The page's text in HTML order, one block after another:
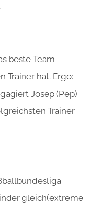
beste Team
Trainer hat. Ergo:
Josep (Pep)
Trainer
gleich(extreme